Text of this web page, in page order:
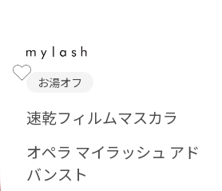
お湯オフ
速乾フィルムマスカラ
オペラ マイラッシュ アド
バンスト